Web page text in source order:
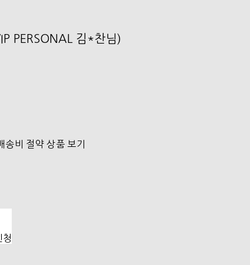
PERSONAL 김*찬님)
송비 절약 상품 보기
청